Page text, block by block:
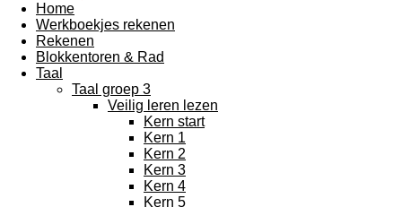
Home
Werkboekjes rekenen
Rekenen
Blokkentoren & Rad
Taal
Taal groep 3
Veilig leren lezen
Kern start
Kern 1
Kern 2
Kern 3
Kern 4
Kern 5